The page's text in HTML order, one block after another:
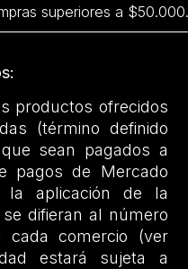
superiores a
productos ofrecidos
(término definido
sean pagados a
pagos de Mercado
la aplicación de la
difieran al número
cada comercio (ver
estará sujeta a